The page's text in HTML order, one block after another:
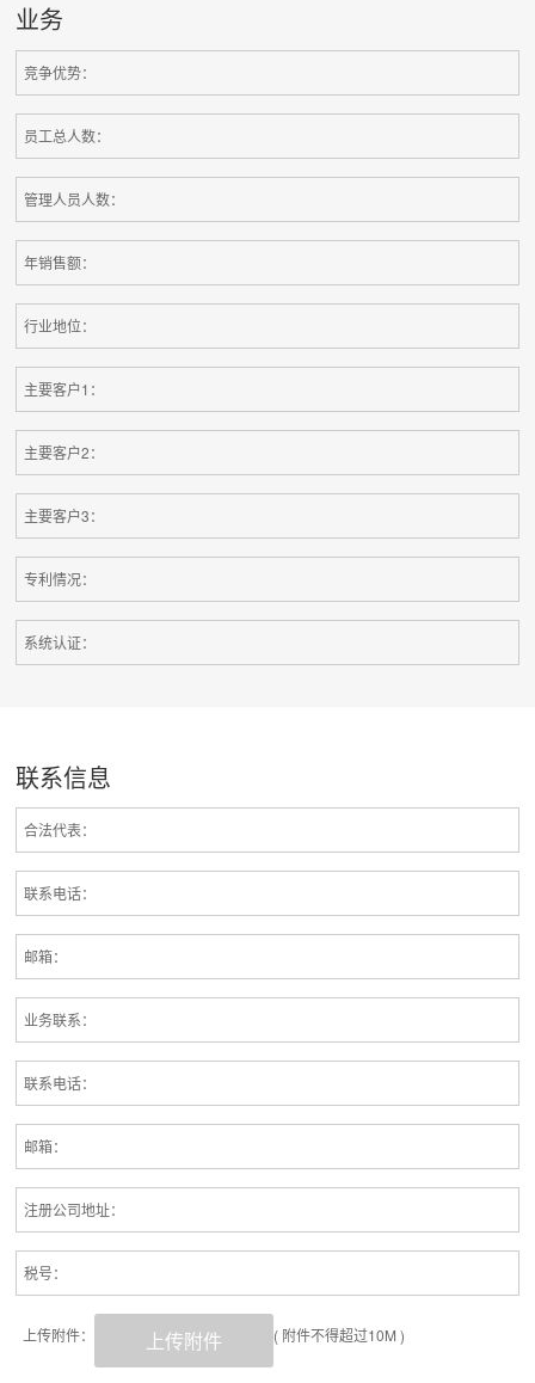
业务
竞争优势：
员工总人数：
管理人员人数：
年销售额：
行业地位：
主要客户1：
主要客户2：
主要客户3：
专利情况：
系统认证：
联系信息
合法代表：
联系电话：
邮箱：
业务联系：
联系电话：
邮箱：
注册公司地址：
税号：
上传附件： 上传附件 ( 附件不得超过10M )